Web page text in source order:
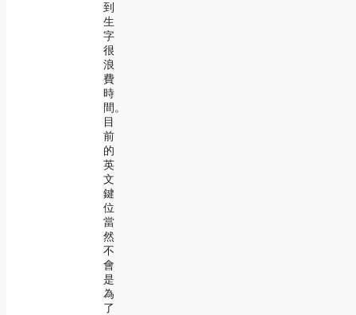
到
生
字
很
浪
費
時
間。
目
前
的
英
文
鍵
位
當
然
不
會
是
為
了